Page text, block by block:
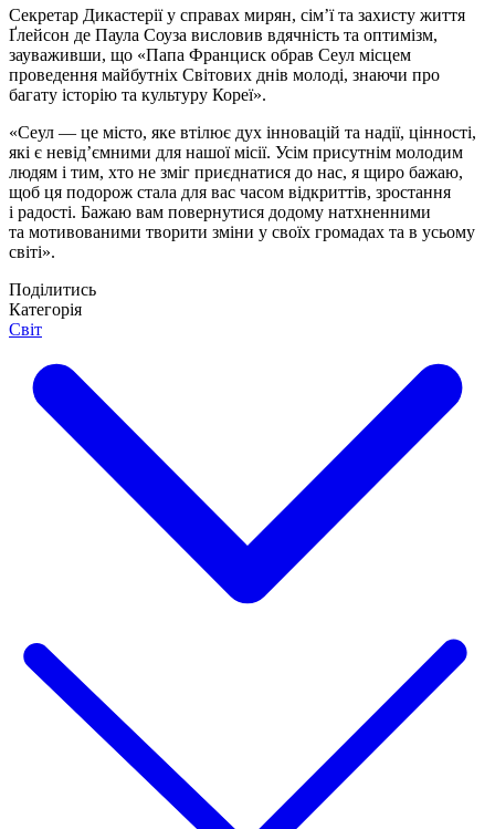
Секретар Дикастерії у справах мирян, сім’ї та захисту життя
Ґлейсон де Паула Соуза висловив вдячність та оптимізм,
зауваживши, що «Папа Франциск обрав Сеул місцем
проведення майбутніх Світових днів молоді, знаючи про
багату історію та культуру Кореї».
«Сеул — це місто, яке втілює дух інновацій та надії, цінності,
які є невід’ємними для нашої місії. Усім присутнім молодим
людям і тим, хто не зміг приєднатися до нас, я щиро бажаю,
щоб ця подорож стала для вас часом відкриттів, зростання
і радості. Бажаю вам повернутися додому натхненними
та мотивованими творити зміни у своїх громадах та в усьому
світі».
Поділитись
Категорія
Світ